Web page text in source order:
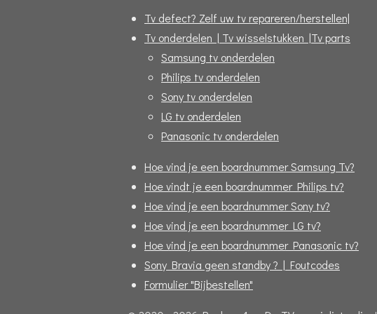
Tv defect? Zelf uw tv repareren/herstellen|
Tv onderdelen | Tv wisselstukken |Tv parts
Samsung tv onderdelen
Philips tv onderdelen
Sony tv onderdelen
LG tv onderdelen
Panasonic tv onderdelen
Hoe vind je een boardnummer Samsung Tv?
Hoe vindt je een boardnummer Philips tv?
Hoe vind je een boardnummer Sony tv?
Hoe vind je een boardnummer LG tv?
Hoe vind je een boardnummer Panasonic tv?
Sony Bravia geen standby ? | Foutcodes
Formulier "Bijbestellen"